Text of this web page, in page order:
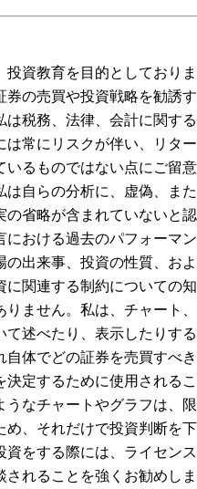
資教育を目的としておりま
の売買や投資戦略を勧誘す
税務、法律、会計に関する
常にリスクが伴い、リター
いるものではない点にご留意
は自らの分析に、虚偽、また
の省略が含まれていないと認
おける過去のパフォーマン
出来事、投資の性質、およ
関連する制約についての知
ません。私は、チャート、
述べたり、表示したりする
体でどの証券を売買すべき
定するために使用されるこ
うなチャートやグラフは、限
め、それだけで投資判断を下
をする際には、ライセンス
れることを強くお勧めしま